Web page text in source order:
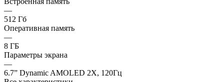
—
512 Гб
Оперативная память
—
8 ГБ
Параметры экрана
—
6.7” Dynamic AMOLED 2X, 120Гц